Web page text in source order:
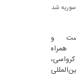
سوریه شد
و